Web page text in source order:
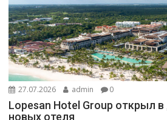
27.07.2026 admin 0
Lopesan Hotel Group открыл
новых отеля